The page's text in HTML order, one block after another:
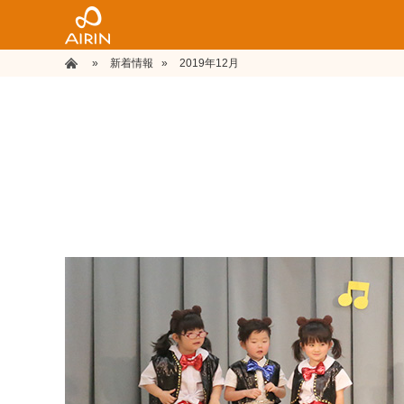
ホーム
» 新着情報 » 2019年12月